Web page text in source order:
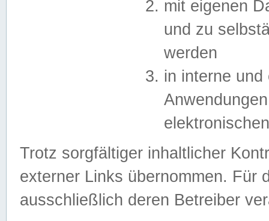
mit eigenen
und zu
werden
in interne
Trotz sorgfältiger inhaltlicher
externer Links übernommen. Für
ausschließlich deren Betreiber